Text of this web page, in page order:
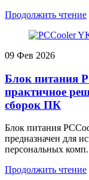
Продолжить чтение
09 Фев 2026
Блок питания
практичное
сборок ПК
Блок питания
предназначен для
персональных
Продолжить чтение